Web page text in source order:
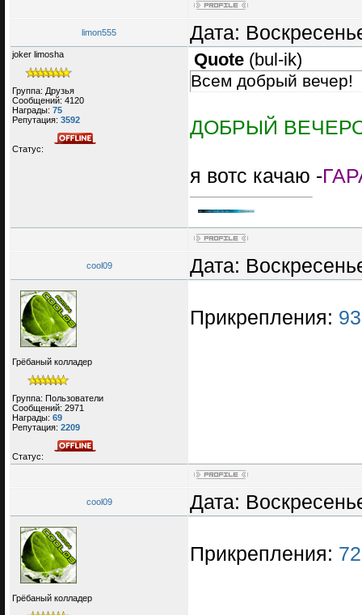
limon555 Дата:
joker limosha
Группа: Друзья
Сообщений: 4120
Награды: 75
Репутация: 3592
Статус:
Quote (bul-ik)
Всем добрый вечер!
ДОБРЫЙ
я вотс качаю -
cool09 Дата:
Грёбаный колладер
Группа: Пользователи
Сообщений: 2971
Награды: 69
Репутация: 2209
Статус:
Прикрепления:
cool09 Дата:
Грёбаный колладер
Прикрепления: